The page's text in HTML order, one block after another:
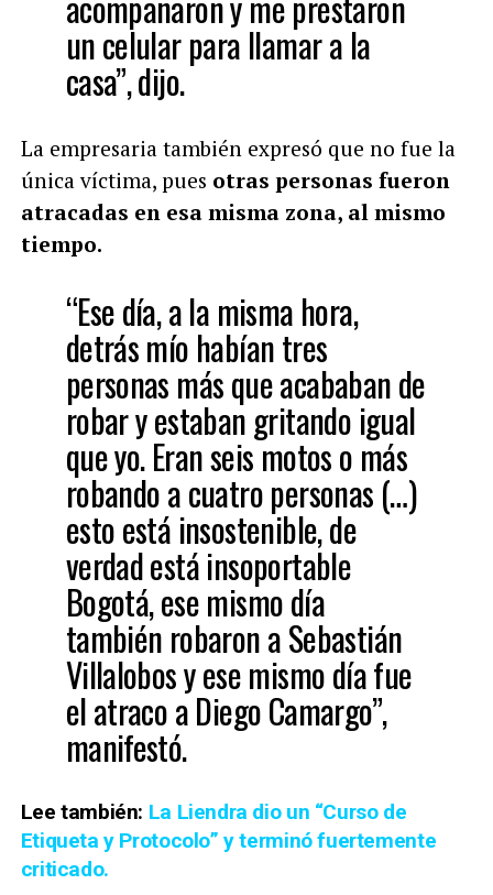
un celular para llamar a la
casa”, dijo.
La empresaria también expresó que no fue la
única víctima, pues otras personas fueron
atracadas en esa misma zona, al mismo
tiempo.
“Ese día, a la misma hora,
detrás mío habían tres
personas más que acababan de
robar y estaban gritando igual
que yo. Eran seis motos o más
robando a cuatro personas (…)
esto está insostenible, de
verdad está insoportable
Bogotá, ese mismo día
también robaron a Sebastián
Villalobos y ese mismo día fue
el atraco a Diego Camargo”,
manifestó.
Lee también: La Liendra dio un “Curso de
Etiqueta y Protocolo” y terminó fuertemente
criticado.